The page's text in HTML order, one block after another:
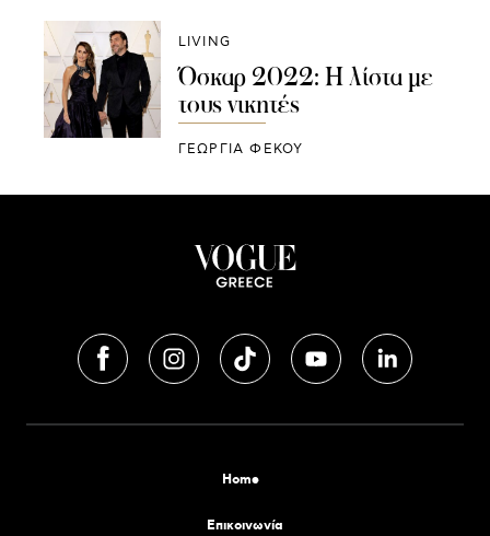
LIVING
Όσκαρ 2022: Η λίστα με
τους νικητές
ΓΕΩΡΓΙΑ ΦΕΚΟΥ
Home
Επικοινωνία